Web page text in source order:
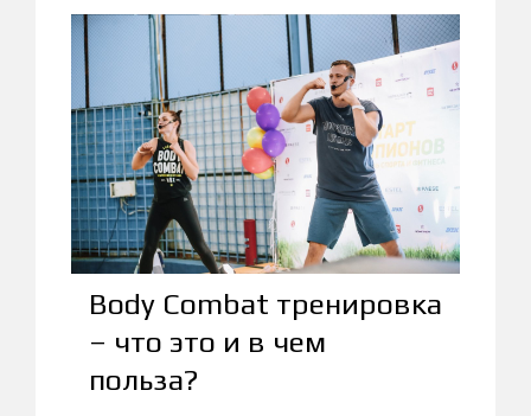
Body Combat тренировка
– что это и в чем
польза?